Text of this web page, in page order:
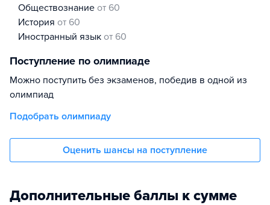
обществознание от 60
история от 60
иностранный язык от 60
Поступление по олимпиаде
Можно поступить без экзаменов, победив в одной из
олимпиад
Подобрать олимпиаду
Оценить шансы на поступление
Дополнительные баллы к сумме